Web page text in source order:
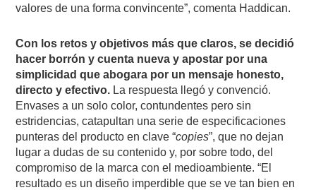
valores de una forma convincente”, comenta Haddican.
Con los retos y objetivos más que claros, se decidió
hacer borrón y cuenta nueva y apostar por una
simplicidad que abogara por un mensaje honesto,
directo y efectivo. La respuesta llegó y convenció.
Envases a un solo color, contundentes pero sin
estridencias, catapultan una serie de especificaciones
punteras del producto en clave “copies”, que no dejan
lugar a dudas de su contenido y, por sobre todo, del
compromiso de la marca con el medioambiente. “El
resultado es un diseño imperdible que se ve tan bien en